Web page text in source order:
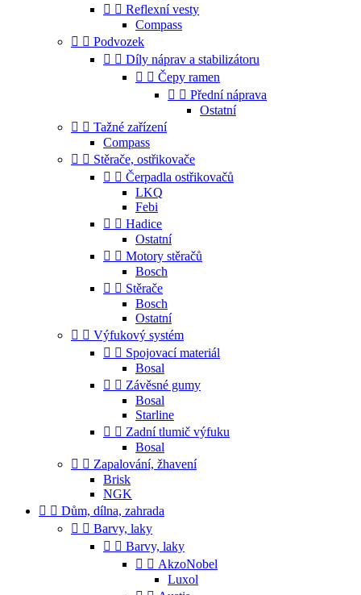
  Reflexní vesty
Compass
  Podvozek
  Díly náprav a stabilizátoru
  Čepy ramen
  Přední náprava
Ostatní
  Tažné zařízení
Compass
  Stěrače, ostřikovače
  Čerpadla ostřikovačů
LKQ
Febi
  Hadice
Ostatní
  Motory stěračů
Bosch
  Stěrače
Bosch
Ostatní
  Výfukový systém
  Spojovací materiál
Bosal
  Závěsné gumy
Bosal
Starline
  Zadní tlumič výfuku
Bosal
  Zapalování, žhavení
Brisk
NGK
  Dům, dílna, zahrada
  Barvy, laky
  Barvy, laky
  AkzoNobel
Luxol